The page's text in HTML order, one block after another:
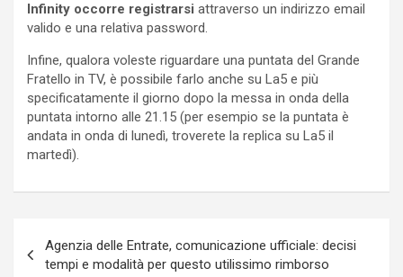
Infinity occorre registrarsi attraverso un indirizzo email
valido e una relativa password.
Infine, qualora voleste riguardare una puntata del Grande
Fratello in TV, è possibile farlo anche su La5 e più
specificatamente il giorno dopo la messa in onda della
puntata intorno alle 21.15 (per esempio se la puntata è
andata in onda di lunedì, troverete la replica su La5 il
martedì).
articoli
Agenzia delle Entrate, comunicazione ufficiale: decisi
tempi e modalità per questo utilissimo rimborso